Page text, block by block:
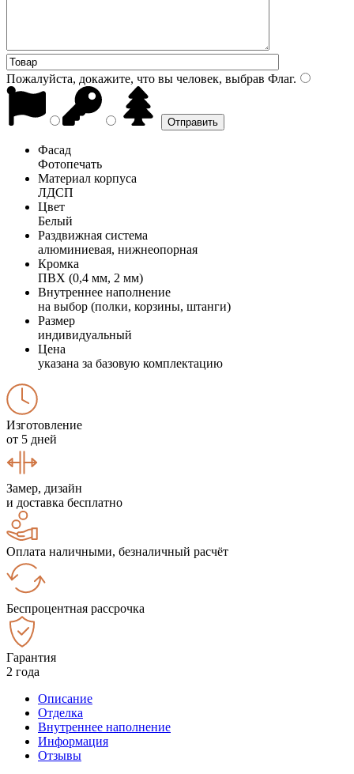
Пожалуйста, докажите, что вы человек, выбрав Флаг.
Фасад
Фотопечать
Материал корпуса
ЛДСП
Цвет
Белый
Раздвижная система
алюминиевая, нижнеопорная
Кромка
ПВХ (0,4 мм, 2 мм)
Внутреннее наполнение
на выбор (полки, корзины, штанги)
Размер
индивидуальный
Цена
указана за базовую комплектацию
Изготовление
от 5 дней
Замер, дизайн
и доставка бесплатно
Оплата наличными, безналичный расчёт
Беспроцентная рассрочка
Гарантия
2 года
Описание
Отделка
Внутреннее наполнение
Информация
Отзывы